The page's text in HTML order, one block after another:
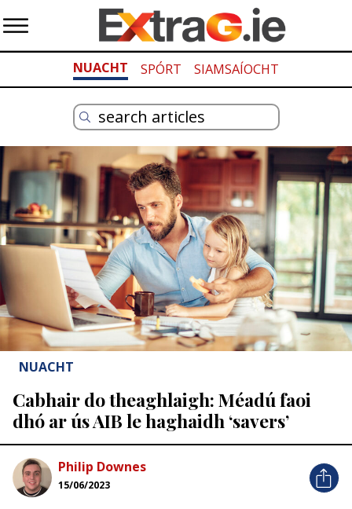
NUACHT SPÓRT SIAMSAÍOCHT
NUACHT
Cabhair do theaghlaigh: Méadú faoi
dhó ar ús AIB le haghaidh ‘savers’
Philip Downes
15/06/2023